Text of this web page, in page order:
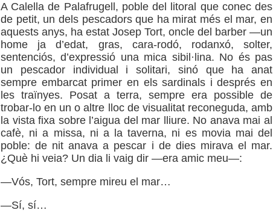
A Calella de Palafrugell, poble del litoral que conec des
de petit, un dels pescadors que ha mirat més el mar, en
aquests anys, ha estat Josep Tort, oncle del barber —un
home ja d’edat, gras, cara-rodó, rodanxó, solter,
sentenciós, d’expressió una mica sibil·lina. No és pas
un pescador individual i solitari, sinó que ha anat
sempre embarcat primer en els sardinals i després en
les traïnyes. Posat a terra, sempre era possible de
trobar-lo en un o altre lloc de visualitat reconeguda, amb
la vista fixa sobre l’aigua del mar lliure. No anava mai al
cafè, ni a missa, ni a la taverna, ni es movia mai del
poble: de nit anava a pescar i de dies mirava el mar.
¿Què hi veia? Un dia li vaig dir —era amic meu—:
—Vós, Tort, sempre mireu el mar…
—Sí, sí…